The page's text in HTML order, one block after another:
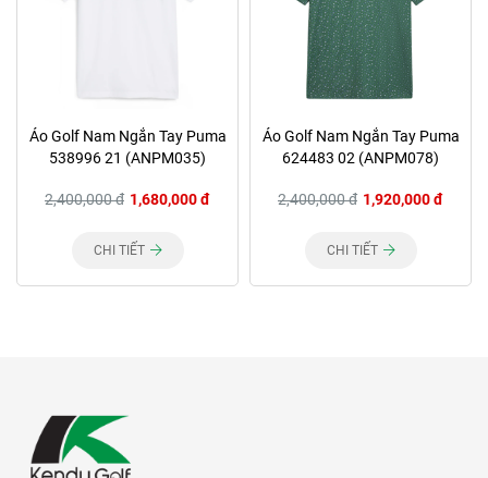
Áo Golf Nam Ngắn Tay Puma
538996 21 (ANPM035)
2,400,000 đ 1,680,000 đ
CHI TIẾT
Áo Golf Nam Ngắn Tay Puma
624483 02 (ANPM078)
2,400,000 đ 1,920,000 đ
CHI TIẾT